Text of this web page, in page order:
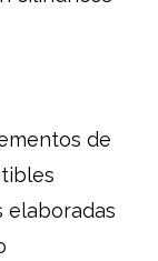
de
elaboradas